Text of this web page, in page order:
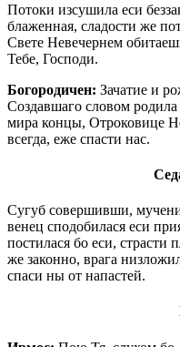
Потоки изсушила еси
блаженная, сладости же
Свете Невечернем
Тебе, Господи.
Богородичен: Зачатие и
Создавшаго словом
мира концы, Отроковице
всегда, еже спасти нас.
Сугуб совершивши,
венец сподобилася еси
постилася бо еси, страсти
же законно, врага
спаси ны от напастей.